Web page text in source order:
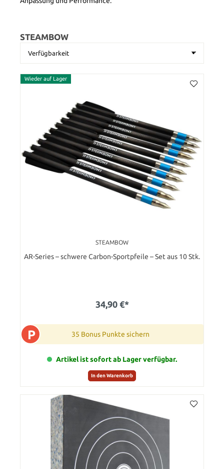
STEAMBOW
Wieder auf Lager
STEAMBOW
AR-Series – schwere Carbon-Sportpfeile – Set aus 10 Stk.
34,90 €*
P 35 Bonus Punkte sichern
Artikel ist sofort ab Lager verfügbar.
In den Warenkorb